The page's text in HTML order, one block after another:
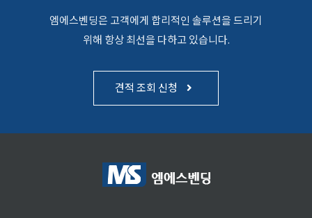
엠에스벤딩은 고객에게 합리적인 솔루션을 드리기
위해 항상 최선을 다하고 있습니다.
견적 조회 신청